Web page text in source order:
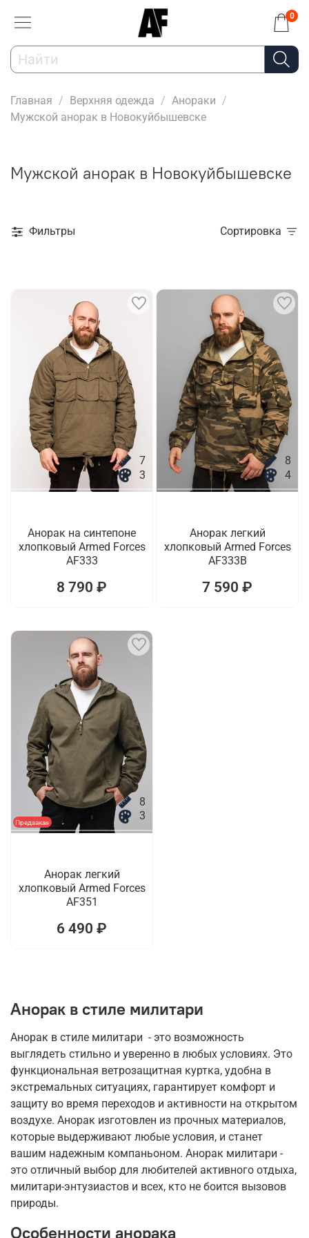
0
Главная Верхняя одежда
Анораки
Мужской анорак в Новокуйбышевске
Мужской анорак в Новокуйбышевске
Фильтры Сортировка
7
3
Анорак на синтепоне
хлопковый Armed Forces
AF333
8 790 ₽
8
4
Анорак легкий
хлопковый Armed Forces
AF333B
7 590 ₽
Предзаказ
8
3
Анорак легкий
хлопковый Armed Forces
AF351
6 490 ₽
Анорак в стиле милитари
Анорак в стиле милитари - это возможность
выглядеть стильно и уверенно в любых условиях. Это
функциональная ветрозащитная куртка, удобна в
экстремальных ситуациях, гарантирует комфорт и
защиту во время переходов и активности на открытом
воздухе. Анорак изготовлен из прочных материалов,
которые выдерживают любые условия, и станет
вашим надежным компаньоном. Анорак милитари -
это отличный выбор для любителей активного отдыха,
милитари-энтузиастов и всех, кто не боится вызовов
природы.
Особенности анорака